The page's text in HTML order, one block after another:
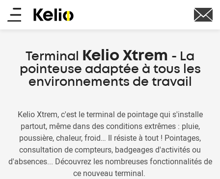
Aller
au
contenu
Main
menu
Terminal Kelio Xtrem - La
pointeuse adaptée à tous les
environnements de travail
Kelio Xtrem, c'est le terminal de pointage qui s'installe
partout, même dans des conditions extrêmes : pluie,
poussière, chaleur, froid… Il résiste à tout ! Pointages,
consultation de compteurs, badgeages d'activités ou
d'absences... Découvrez les nombreuses fonctionnalités de
ce nouveau terminal.